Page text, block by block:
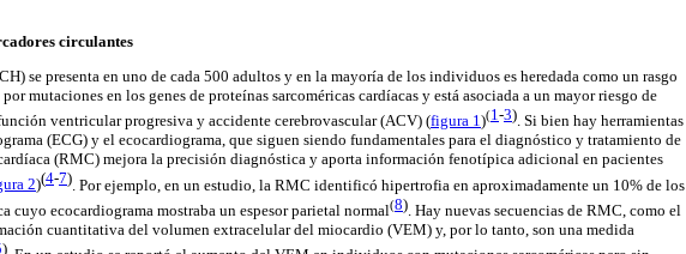
circulantes
se presenta en uno de cada 500 adultos y en la mayoría de los individuos es heredada como un rasgo
mutaciones en los genes de proteínas sarcoméricas cardíacas y está asociada a un mayor riesgo de
ventricular progresiva y accidente cerebrovascular(ACV) (figura 1)(1 -3). Si bien hay herramientas
(ECG) y el ecocardiograma, que siguen siendo fundamentales para el diagnóstico y tratamiento de
(RMC) mejora la precisión diagnóstica y aporta información fenotípica adicional en pacientes
2)(4-7) Por ejemplo, en un estudio, la RMC identificó hipertrofia en aproximadamente un 10% de los
cuyo ecocardiograma mostraba un espesor parietal normal(8). Hay nuevas secuencias de RMC, como el
cuantitativa del volumen extracelular del miocardio (VEM) y, por lo tanto, son una medida
)